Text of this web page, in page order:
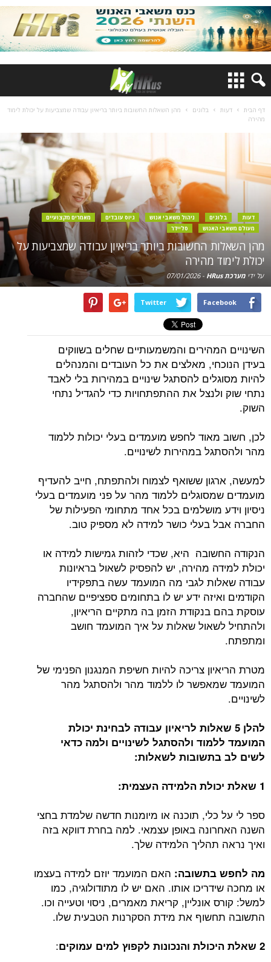
דף הבית דעות בלוגים
מהן השאלות החשובות ביותר בריאיון עבודה שמצביעות על יכולת לימוד
מהירה
דעות בלוגים ניהול משאבי אנוש גיוס עובדים
מאמרים מקצועיים
מעולם משאבי האנוש
סליידר
מהן השאלות החשובות ביותר בריאיון עבודה שמצביעות על
יכולת לימוד מהירה
על ידי מערכת HRus -
07/01/2026
Facebook
Twitter
השינויים המהירים והמשמעותיים שחלים בשווקים
בעידן הנוכחי, מאלצים את כל העובדים והמנהלים
להיות מסוגלים להסתגל שינויים במהירות בלי לאבד
נתחי שוק ולנצל את ההתפתחויות כדי להגדיל נתחי
השוק.
לכן, חשוב מאוד לחפש מועמדים בעלי יכולות ללמוד
מהר ולהסתגל במהירות לשינויים.
למעשה, ארגון ששואף לצמוח ולהתפתח, חייב להעדיף
מועמדים שמסוגלים ללמוד מהר על פני מועמדים בעלי
ניסיון וידע מושלמים בכל אחד מתחומי הפעילות של
החברה אבל בעלי כושר למידה לא מספיק טוב.
הנקודה החשובה היא, שכדי לזהות גמישות למידה או
יכולת למידה מהירה, יש להפסיק לשאול בראיונות
עבודה שאלות לגבי מה המועמד עשה בתפקידיו
הקודמים ואיזה ידע יש לו בתחומים ספציפיים שהחברה
עוסקת בהם בנקודת הזמן בה מתקיים הריאיון,
ולהתחיל לשאול שאלות על איך המועמד חושב
ומתפתח.
מטרת הריאיון צריכה להיות חשיפת המנגנון הפנימי של
המועמד שמאפשר לו ללמוד מהר ולהסתגל מהר
לשינויים.
להלן 5 שאלות לריאיון עבודה לבחינת יכולת
המועמד ללמוד ולהסתגל לשינויים ולמה כדאי
לשים לב בתשובות לשאלות:
1 שאלת יכולת הלמידה העצמית
:
ספר לי על כלי, תוכנה או מיומנות חדשה שלמדת בחצי
השנה האחרונה באופן עצמאי. למה בחרת דווקא בזה
ואיך נראה תהליך הלמידה שלך.
מה לחפש בתשובה: האם המועמד יוזם למידה בעצמו
או מחכה שידריכו אותו. האם יש לו מתודולוגיה, כמו
למשל: קורס אונליין, קריאת מאמרים, ניסוי וטעייה וכו.
התשובה תחשוף את מידת הסקרנות הטבעית שלו.
2 שאלת היכולת והנכונות לקפוץ למים עמוקים
: